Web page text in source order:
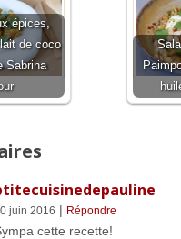
épices,
de coco
Sabrina
juin 2016 | Répondre
cette recette!